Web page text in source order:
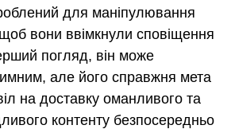
для маніпулювання
вони ввімкнули сповіщення
погляд, він може
але його справжня мета
на доставку оманливого та
контенту безпосередньо